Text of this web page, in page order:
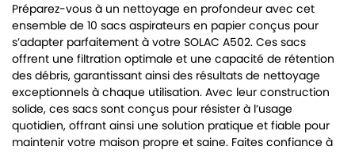
Préparez-vous à un nettoyage en profondeur avec cet
ensemble de 10 sacs aspirateurs en papier conçus pour
s’adapter parfaitement à votre SOLAC A502. Ces sacs
offrent une filtration optimale et une capacité de rétention
des débris, garantissant ainsi des résultats de nettoyage
exceptionnels à chaque utilisation. Avec leur construction
solide, ces sacs sont conçus pour résister à l’usage
quotidien, offrant ainsi une solution pratique et fiable pour
maintenir votre maison propre et saine. Faites confiance à